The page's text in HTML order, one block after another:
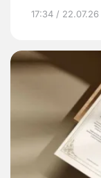
17:34 / 22.07.26